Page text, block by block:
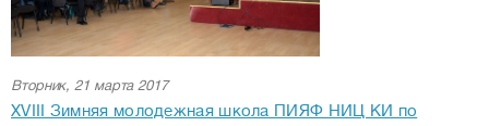
Вторник, 21 марта 2017
XVIII Зимняя молодежная школа ПИЯФ НИЦ КИ по